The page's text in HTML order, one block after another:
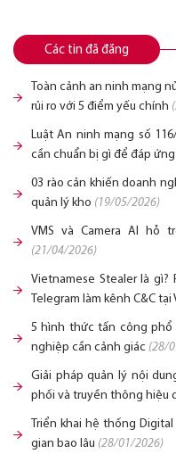
Các tin đã đăng
Toàn cảnh an ninh mạng
rủi ro với 5 điểm yếu chính
Luật An ninh mạng số
cần chuẩn bị gì để đáp
03 rào cản khiến doanh
quản lý kho (19/05/2026)
VMS và Camera AI hỗ
(21/04/2026)
Vietnamese Stealer là
Telegram làm kênh C&C tại
5 hình thức tấn công phổ
nghiệp cần cảnh giác (28/
Giải pháp quản lý nội
phối và truyền thông hiệu
Triển khai hệ thống
gian bao lâu (28/01/2026)